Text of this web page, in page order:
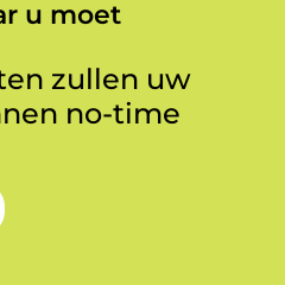
u moet
zullen uw
no-time